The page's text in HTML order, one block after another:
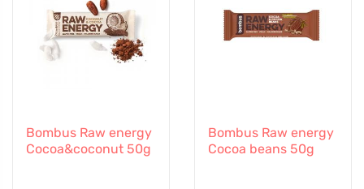
Bombus Raw energy
Cocoa&coconut 50g
Bombus Raw energy
Cocoa beans 50g